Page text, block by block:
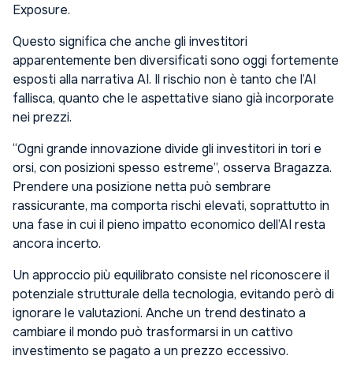
Exposure.
Questo significa che anche gli investitori
apparentemente ben diversificati sono oggi fortemente
esposti alla narrativa AI. Il rischio non è tanto che l’AI
fallisca, quanto che le aspettative siano già incorporate
nei prezzi.
“Ogni grande innovazione divide gli investitori in tori e
orsi, con posizioni spesso estreme”, osserva Bragazza.
Prendere una posizione netta può sembrare
rassicurante, ma comporta rischi elevati, soprattutto in
una fase in cui il pieno impatto economico dell’AI resta
ancora incerto.
Un approccio più equilibrato consiste nel riconoscere il
potenziale strutturale della tecnologia, evitando però di
ignorare le valutazioni. Anche un trend destinato a
cambiare il mondo può trasformarsi in un cattivo
investimento se pagato a un prezzo eccessivo.